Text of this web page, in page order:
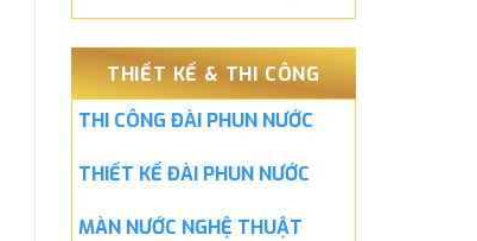
THIẾT KẾ & THI CÔNG
THI CÔNG ĐÀI PHUN NƯỚC
THIẾT KẾ ĐÀI PHUN NƯỚC
MÀN NƯỚC NGHỆ THUẬT